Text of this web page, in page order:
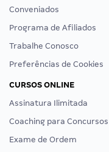
Conveniados
Programa de Afiliados
Trabalhe Conosco
Preferências de Cookies
CURSOS ONLINE
Assinatura Ilimitada
Coaching para Concursos
Exame de Ordem